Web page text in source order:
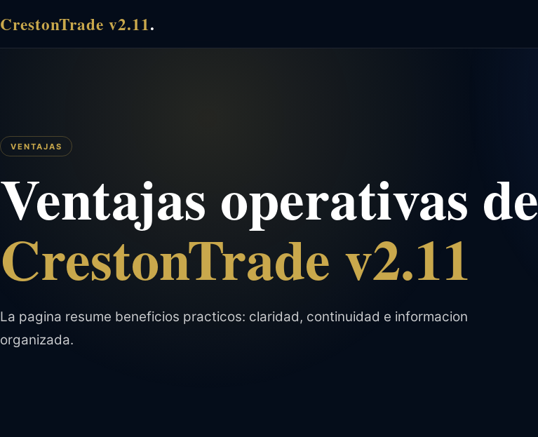
CrestonTrade v2.11.
VENTAJAS
Ventajas operativas de
CrestonTrade v2.11
La pagina resume beneficios practicos: claridad, continuidad e informacion
organizada.